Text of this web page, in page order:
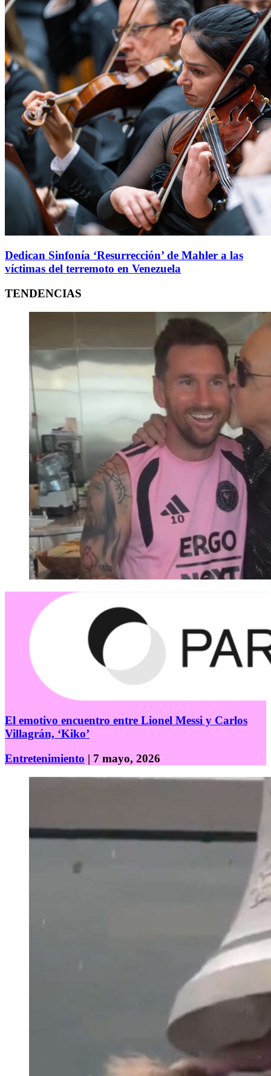
Dedican Sinfonía ‘Resurrección’ de Mahler a las
víctimas del terremoto en Venezuela
TENDENCIAS
El emotivo encuentro entre Lionel Messi y Carlos
Villagrán, ‘Kiko’
Entretenimiento | 7 mayo, 2026